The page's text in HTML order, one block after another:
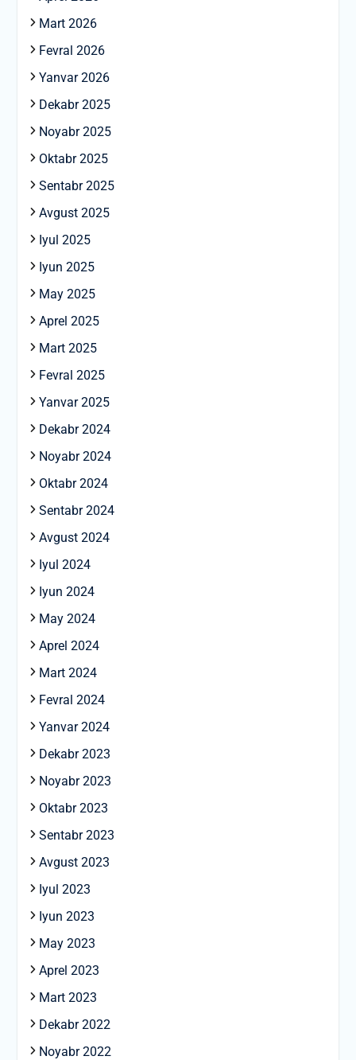
Mart 2026
Fevral 2026
Yanvar 2026
Dekabr 2025
Noyabr 2025
Oktabr 2025
Sentabr 2025
Avgust 2025
Iyul 2025
Iyun 2025
May 2025
Aprel 2025
Mart 2025
Fevral 2025
Yanvar 2025
Dekabr 2024
Noyabr 2024
Oktabr 2024
Sentabr 2024
Avgust 2024
Iyul 2024
Iyun 2024
May 2024
Aprel 2024
Mart 2024
Fevral 2024
Yanvar 2024
Dekabr 2023
Noyabr 2023
Oktabr 2023
Sentabr 2023
Avgust 2023
Iyul 2023
Iyun 2023
May 2023
Aprel 2023
Mart 2023
Dekabr 2022
Noyabr 2022